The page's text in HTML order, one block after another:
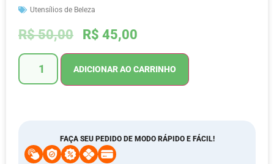
Utensílios de Beleza
R$50,00 R$ 45,00
ADICIONAR AO CARRINHO
FAÇA SEU PEDIDO DE MODO RÁPIDO E FÁCIL!